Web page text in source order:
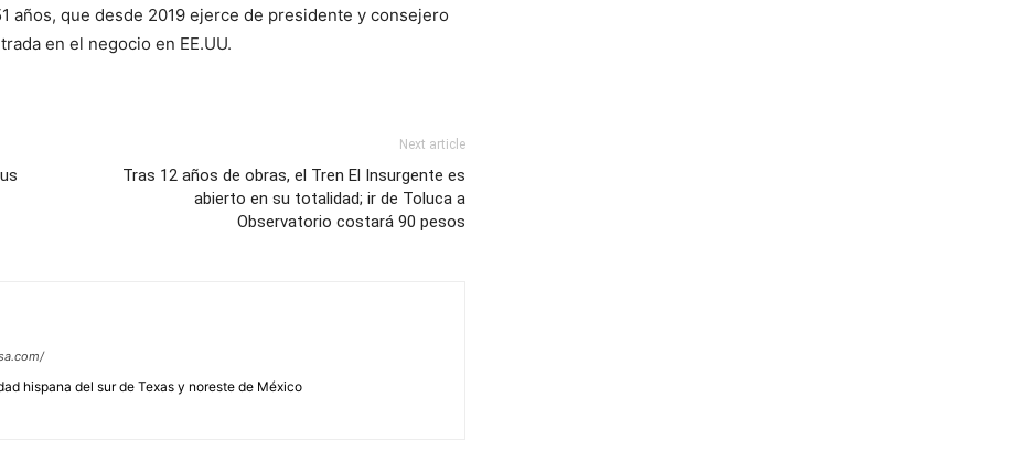
años, que desde 2019 ejerce de presidente y consejero
en el negocio en EE.UU.
Next article
Tras 12 años de obras, el Tren El Insurgente es
abierto en su totalidad; ir de Toluca a
Observatorio costará 90 pesos
hispana del sur de Texas y noreste de México